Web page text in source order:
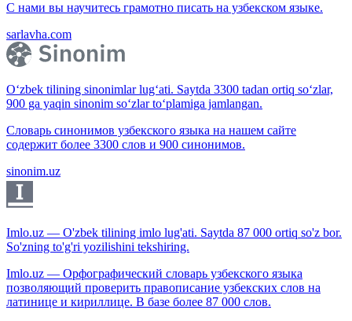
С нами вы научитесь грамотно писать на узбекском языке.
sarlavha.com
O‘zbek tilining sinonimlar lug‘ati. Saytda 3300 tadan ortiq so‘zlar,
900 ga yaqin sinonim so‘zlar to‘plamiga jamlangan.
Словарь синонимов узбекского языка на нашем сайте
содержит более 3300 слов и 900 синонимов.
sinonim.uz
Imlo.uz — O'zbek tilining imlo lug'ati. Saytda 87 000 ortiq so'z bor.
So'zning to'g'ri yozilishini tekshiring.
Imlo.uz — Орфографический словарь узбекского языка
позволяющий проверить правописание узбекских слов на
латинице и кириллице. В базе более 87 000 слов.